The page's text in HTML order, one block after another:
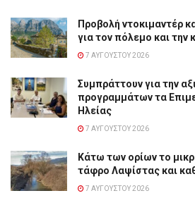
Προβολή ντοκιμαντέρ
για τον πόλεμο και την
7 ΑΥΓΟΎΣΤΟΥ 2026
Συμπράττουν για την
προγραμμάτων τα
Ηλείας
7 ΑΥΓΟΎΣΤΟΥ 2026
Κάτω των ορίων το
τάφρο Λαψίστας και
7 ΑΥΓΟΎΣΤΟΥ 2026